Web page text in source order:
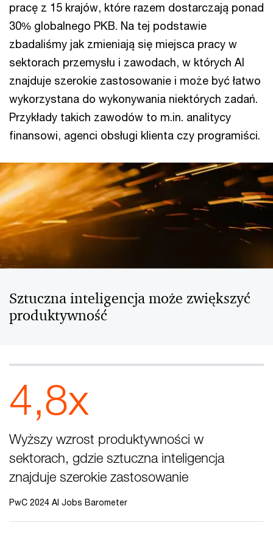
pracę z 15 krajów, które razem dostarczają ponad
30% globalnego PKB. Na tej podstawie
zbadaliśmy jak zmieniają się miejsca pracy w
sektorach przemysłu i zawodach, w których AI
znajduje szerokie zastosowanie i może być łatwo
wykorzystana do wykonywania niektórych zadań.
Przykłady takich zawodów to m.in. analitycy
finansowi, agenci obsługi klienta czy programiści.
Sztuczna inteligencja może zwiększyć
produktywność
4,8x
Wyższy wzrost produktywności w
sektorach, gdzie sztuczna inteligencja
znajduje szerokie zastosowanie
PwC 2024 AI Jobs Barometer